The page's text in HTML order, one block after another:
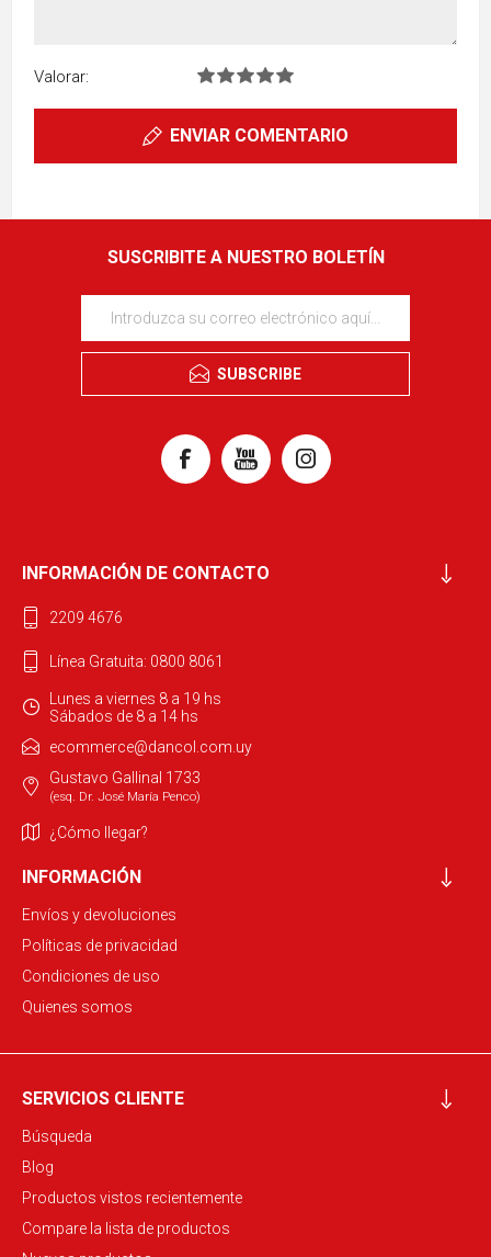
Valorar:
ENVIAR COMENTARIO
SUSCRIBITE A NUESTRO BOLETÍN
SUBSCRIBE
INFORMACIÓN DE CONTACTO
2209 4676
Línea Gratuita: 0800 8061
Lunes a viernes 8 a 19 hs
Sábados de 8 a 14 hs
ecommerce@dancol.com.uy
Gustavo Gallinal 1733
(esq. Dr. José María Penco)
¿Cómo llegar?
INFORMACIÓN
Envíos y devoluciones
Políticas de privacidad
Condiciones de uso
Quienes somos
SERVICIOS CLIENTE
Búsqueda
Blog
Productos vistos recientemente
Compare la lista de productos